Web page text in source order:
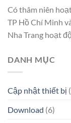
Có thâm niên
TP Hồ Chí Minh
Nha Trang hoạt
DANH MỤC
Cập nhật thiết bị
Download (6)